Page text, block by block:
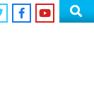
Search